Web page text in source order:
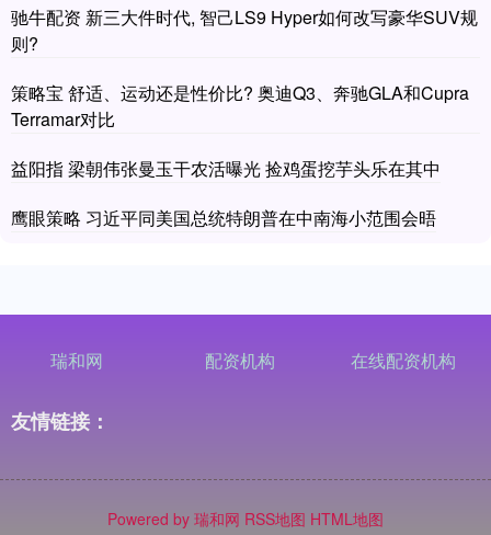
驰牛配资 新三大件时代, 智己LS9 Hyper如何改写豪华SUV规
则?
策略宝 舒适、运动还是性价比? 奥迪Q3、奔驰GLA和Cupra
Terramar对比
益阳指 梁朝伟张曼玉干农活曝光 捡鸡蛋挖芋头乐在其中
鹰眼策略 习近平同美国总统特朗普在中南海小范围会晤
瑞和网 配资机构 在线配资机构
友情链接：
Powered by 瑞和网 RSS地图 HTML地图